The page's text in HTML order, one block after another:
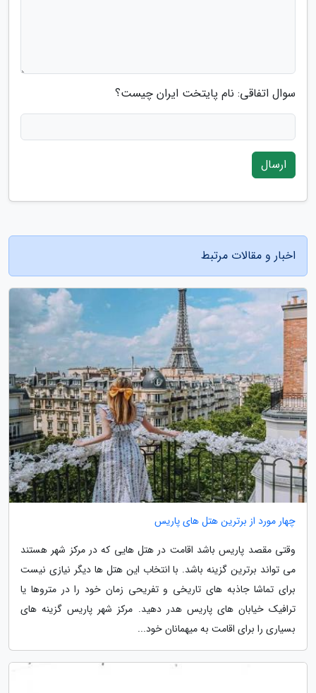
سوال اتفاقی: نام پایتخت ایران چیست؟
ارسال
اخبار و مقالات مرتبط
چهار مورد از برترین هتل های پاریس
وقتی مقصد پاریس باشد اقامت در هتل هایی که در مرکز شهر هستند
می تواند برترین گزینه باشد. با انتخاب این هتل ها دیگر نیازی نیست
برای تماشا جاذبه های تاریخی و تفریحی زمان خود را در متروها یا
ترافیک خیابان های پاریس هدر دهید. مرکز شهر پاریس گزینه های
بسیاری را برای اقامت به میهمانان خود...